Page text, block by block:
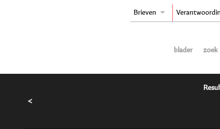
Brieven
blader zoek
<